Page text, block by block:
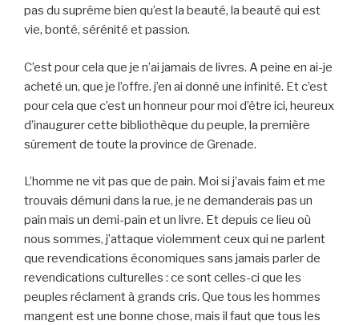
pas du suprême bien qu’est la beauté, la beauté qui est
vie, bonté, sérénité et passion.
C’est pour cela que je n’ai jamais de livres. A peine en ai-je
acheté un, que je l’offre. j’en ai donné une infinité. Et c’est
pour cela que c’est un honneur pour moi d’être ici, heureux
d’inaugurer cette bibliothèque du peuple, la première
sûrement de toute la province de Grenade.
L’homme ne vit pas que de pain. Moi si j’avais faim et me
trouvais démuni dans la rue, je ne demanderais pas un
pain mais un demi-pain et un livre. Et depuis ce lieu où
nous sommes, j’attaque violemment ceux qui ne parlent
que revendications économiques sans jamais parler de
revendications culturelles : ce sont celles-ci que les
peuples réclament à grands cris. Que tous les hommes
mangent est une bonne chose, mais il faut que tous les